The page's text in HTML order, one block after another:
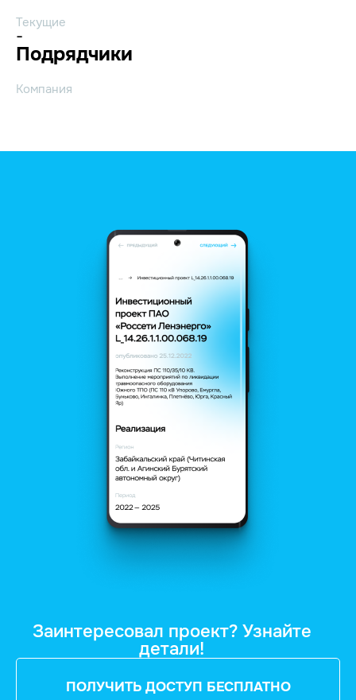
Текущие
-
Подрядчики
Компания
Заинтересовал проект? Узнайте
детали!
ПОЛУЧИТЬ ДОСТУП БЕСПЛАТНО